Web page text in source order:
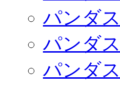
パンダ
パンダ
パンダ